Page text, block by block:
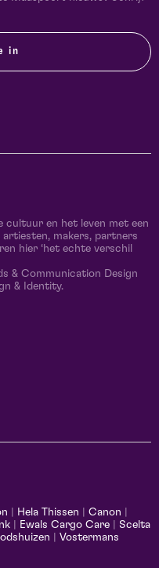
in
cultuur en het leven met een
makers, partners
hier ‘het echte verschil
& Communication Design
& Identity.
Hela Thissen Canon
Ewals Cargo Care
Scelta
Vostermans